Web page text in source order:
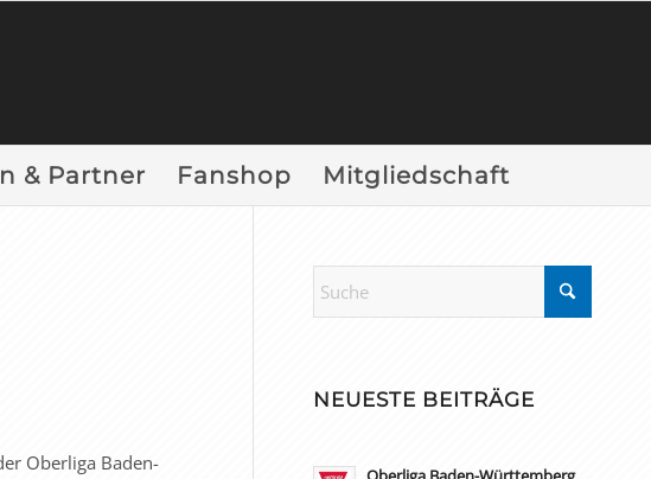
& Partner Fanshop Mitgliedschaft
Oberliga Baden-
NEUESTE BEITRÄGE